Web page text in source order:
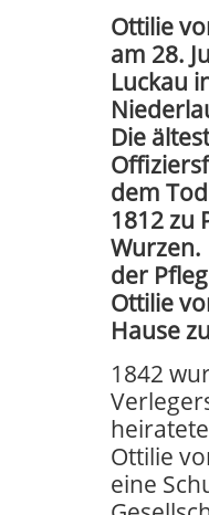
Ottilie
am 28.
Luckau
Die
dem
1812 zu
Wurzen.
der
Ottilie
Hause
1842
Ottilie
eine